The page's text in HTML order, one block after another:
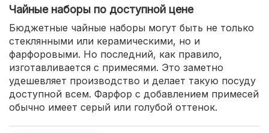
Чайные наборы по доступной цене
Бюджетные чайные наборы могут быть не только
стеклянными или керамическими, но и
фарфоровыми. Но последний, как правило,
изготавливается с примесями. Это заметно
удешевляет производство и делает такую посуду
доступной всем. Фарфор с добавлением примесей
обычно имеет серый или голубой оттенок.